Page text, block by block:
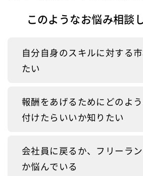
このようなお悩み相談
自分自身のスキルに対する
たい
報酬をあげるためにどのよ
付けたらいいか知りたい
会社員に戻るか、フリーラ
か悩んでいる